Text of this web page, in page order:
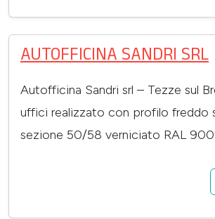
AUTOFFICINA SANDRI SRL
Autofficina Sandri srl – Tezze sul
uffici realizzato con profilo freddo
sezione 50/58 verniciato RAL